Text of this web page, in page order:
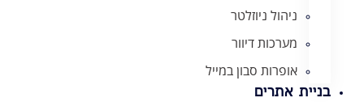
ניהול ניוזלטר
מערכות דיוור
אופרות סבון במייל
בניית אתרים